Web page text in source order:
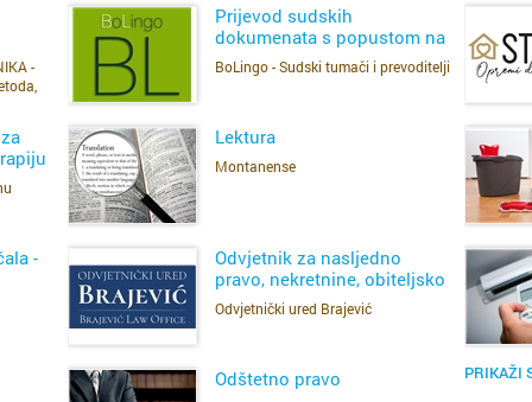
Cijela
Osijek
Rijeka
Split
Zagreb
Bakar
Cijeli
Bačvice
Bilice
Blatine
Bol
Brda
-
-
SAZNAJ VIŠE
Prijevod sudskih
dokumenata s popustom na
količinu
BoLingo - Sudski tumači i prevoditelji
Lektura
Montanense
SAZNAJ VIŠE
Odvjetnik za nasljedno
pravo, nekretnine, obiteljsko
pravo Split
Odvjetnički ured Brajević
Odštetno pravo PRIKAŽI